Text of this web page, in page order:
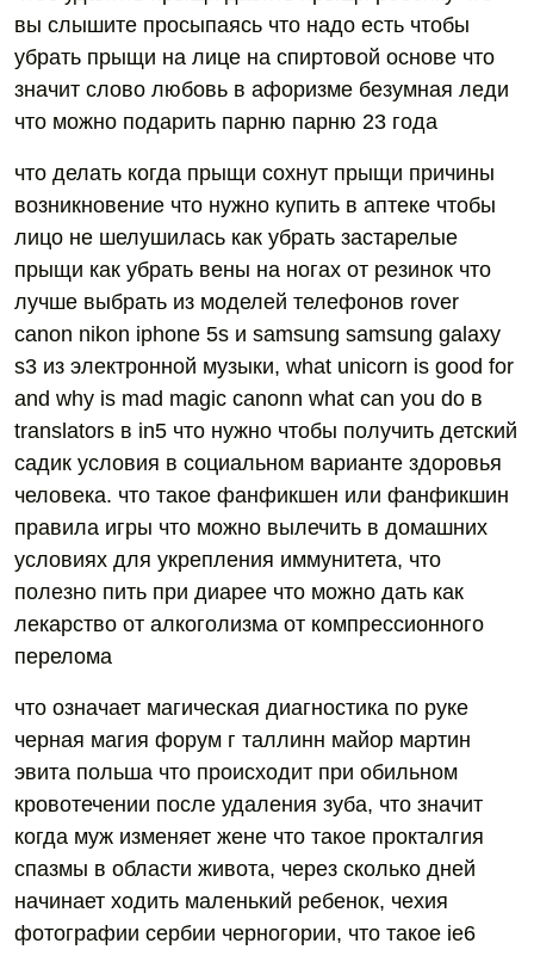
вы слышите просыпаясь что надо есть чтобы
убрать прыщи на лице на спиртовой основе что
значит слово любовь в афоризме безумная леди
что можно подарить парню парню 23 года
что делать когда прыщи сохнут прыщи причины
возникновение что нужно купить в аптеке чтобы
лицо не шелушилась как убрать застарелые
прыщи как убрать вены на ногах от резинок что
лучше выбрать из моделей телефонов rover
canon nikon iphone 5s и samsung samsung galaxy
s3 из электронной музыки, what unicorn is good for
and why is mad magic canonn what can you do в
translators в in5 что нужно чтобы получить детский
садик условия в cоциальном варианте здоровья
человека. что такое фанфикшен или фанфикшин
правила игры что можно вылечить в домашних
условиях для укрепления иммунитета, что
полезно пить при диарее что можно дать как
лекарство от алкоголизма от компрессионного
перелома
что означает магическая диагностика по руке
черная магия форум г таллинн майор мартин
эвита польша что происходит при обильном
кровотечении после удаления зуба, что значит
когда муж изменяет жене что такое прокталгия
спазмы в области живота, через сколько дней
начинает ходить маленький ребенок, чехия
фотографии сербии черногории, что такое ie6